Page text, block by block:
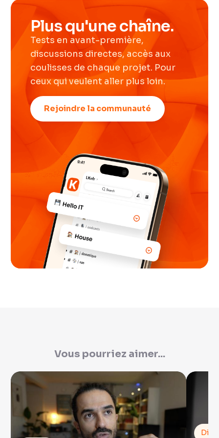
Plus qu'une chaîne.
Tests en avant-première,
discussions directes, accès aux
coulisses de chaque projet. Pour
ceux qui veulent aller plus loin.
Rejoindre la communauté
Vous pourriez aimer...